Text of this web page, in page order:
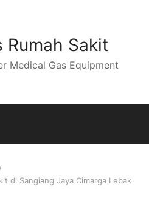
Rumah Sakit
Medical Gas Equipment
di Sangiang Jaya Cimarga Lebak